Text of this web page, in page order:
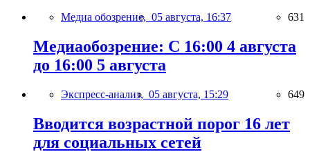
Медиа обозрение, 05 августа, 16:37 631
Медиаобозрение: С 16:00 4 августа
до 16:00 5 августа
Экспресс-анализ, 05 августа, 15:29 649
Вводится возрастной порог 16 лет
для социальных сетей